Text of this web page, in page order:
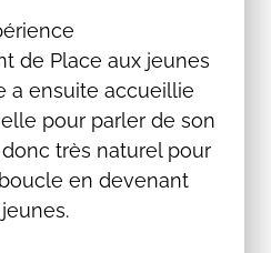
de Place aux jeunes
a ensuite accueillie
pour parler de son
très naturel pour
en devenant